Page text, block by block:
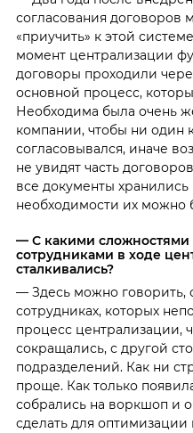
согласования договоров
«приучить» к этой
момент централизации
договоры проходили
основной процесс,
Необходима была очень
компании, чтобы ни один
согласовывался, иначе
не увидят часть
все документы
необходимости их можно
— С какими
сотрудниками в ходе
сталкивались?
— Здесь можно говорить,
сотрудниках, которых
процесс централизации,
сокращались, с другой
подразделений. Как ни
проще. Как только
собрались на воркшоп и
сделать для